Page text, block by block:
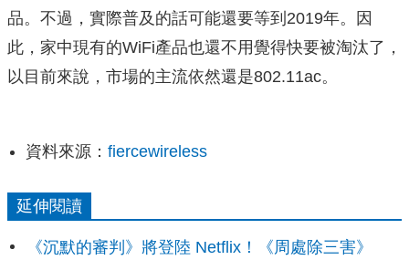
品。不過，實際普及的話可能還要等到2019年。因
此，家中現有的WiFi產品也還不用覺得快要被淘汰了，
以目前來說，市場的主流依然還是802.11ac。
資料來源： fiercewireless
延伸閱讀
《沉默的審判》將登陸 Netflix！《周處除三害》